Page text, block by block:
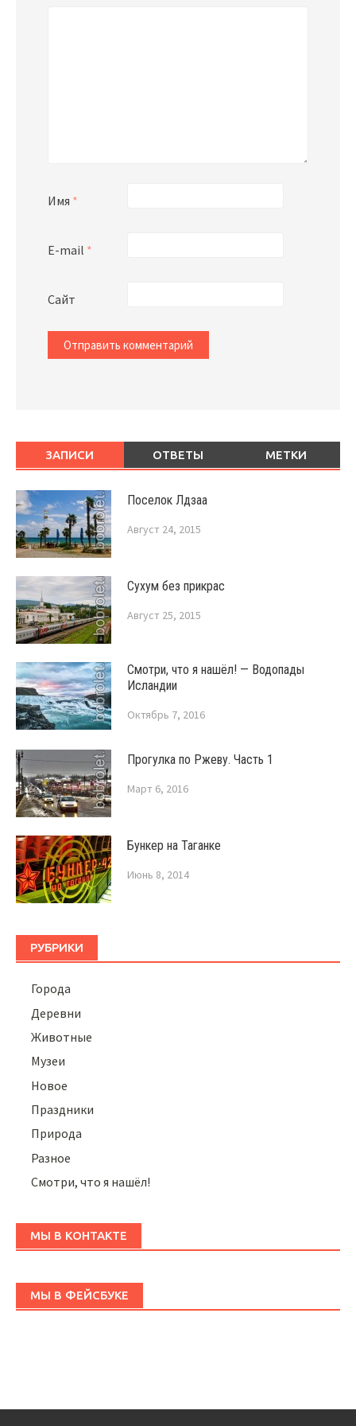
Имя *
E-mail *
Сайт
ЗАПИСИ ОТВЕТЫ МЕТКИ
Поселок Лдзаа
Август 24, 2015
Сухум без прикрас
Август 25, 2015
Смотри, что я нашёл! — Водопады
Исландии
Октябрь 7, 2016
Прогулка по Ржеву. Часть 1
Март 6, 2016
Бункер на Таганке
Июнь 8, 2014
РУБРИКИ
Города
Деревни
Животные
Музеи
Новое
Праздники
Природа
Разное
Смотри, что я нашёл!
МЫ В КОНТАКТЕ
МЫ В ФЕЙСБУКЕ